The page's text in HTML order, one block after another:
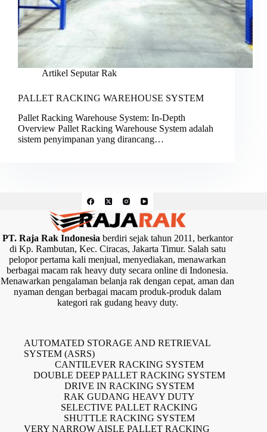
Artikel Seputar Rak
PALLET RACKING WAREHOUSE SYSTEM
Pallet Racking Warehouse System: In-Depth
Overview Pallet Racking Warehouse System adalah
sistem penyimpanan yang dirancang…
PT. Raja Rak Indonesiaberdiri sejak tahun 2011, berkantor
di Kp. Rambutan, Kec. Ciracas, Jakarta Timur. Salah satu
pelopor pertama kali menjual, menyediakan, menawarkan
berbagai macam rak heavy duty secara online di Indonesia.
Menawarkan pengalaman belanja rak dengan cepat, aman dan
nyaman dengan berbagai macam produk-produk dalam
kategori rak gudang heavy duty.
AUTOMATED STORAGE AND RETRIEVAL
SYSTEM (ASRS)
CANTILEVER RACKING SYSTEM
DOUBLE DEEP PALLET RACKING SYSTEM
DRIVE IN RACKING SYSTEM
RAK GUDANG HEAVY DUTY
SELECTIVE PALLET RACKING
SHUTTLE RACKING SYSTEM
VERY NARROW AISLE PALLET RACKING